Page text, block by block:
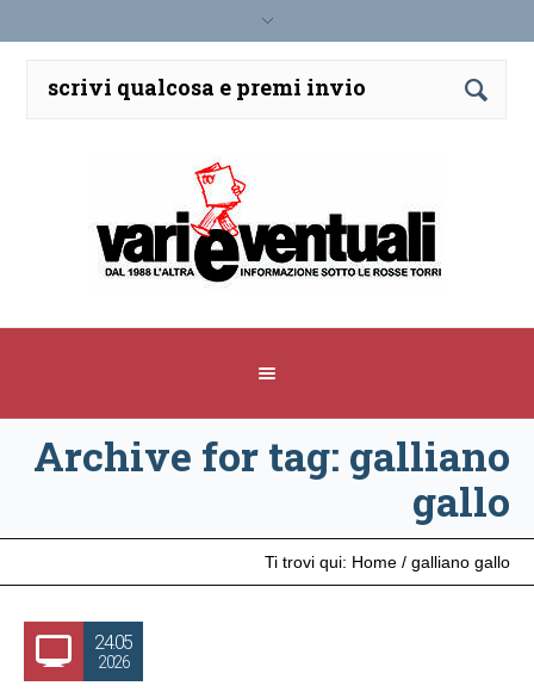
Archive for tag: galliano
gallo
Ti trovi qui: Home / galliano gallo
24.05
2026